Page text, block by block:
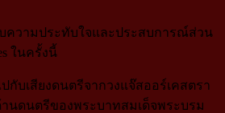
ความประทับใจและประสบการณ์ส่วน
ในครั้งนี้
บเสียงดนตรีจากวงแจ๊สออร์เคสตรา
นดนตรีของพระบาทสมเด็จพระบรม